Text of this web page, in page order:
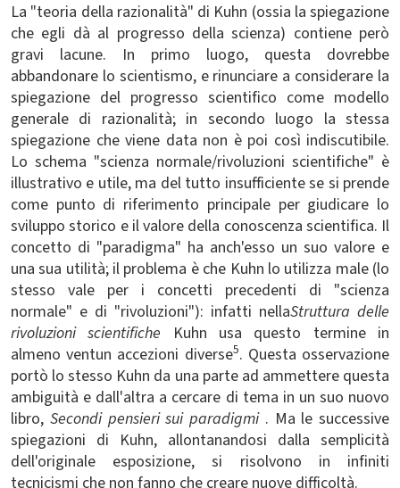
La "teoria della razionalità" di Kuhn (ossia la spiegazione
che egli dà al progresso della scienza) contiene però
gravi lacune. In primo luogo, questa dovrebbe
abbandonare lo scientismo, e rinunciare a considerare la
spiegazione del progresso scientifico come modello
generale di razionalità; in secondo luogo la stessa
spiegazione che viene data non è poi così indiscutibile.
Lo schema "scienza normale/rivoluzioni scientifiche" è
illustrativo e utile, ma del tutto insufficiente se si prende
come punto di riferimento principale per giudicare lo
sviluppo storico e il valore della conoscenza scientifica. Il
concetto di "paradigma" ha anch'esso un suo valore e
una sua utilità; il problema è che Kuhn lo utilizza male (lo
stesso vale per i concetti precedenti di "scienza
normale" e di "rivoluzioni"): infatti nellaStruttura delle
rivoluzioni scientifiche Kuhn usa questo termine in
almeno ventun accezioni diverse5. Questa osservazione
portò lo stesso Kuhn da una parte ad ammettere questa
ambiguità e dall'altra a cercare di tema in un suo nuovo
libro, Secondi pensieri sui paradigmi . Ma le successive
spiegazioni di Kuhn, allontanandosi dalla semplicità
dell'originale esposizione, si risolvono in infiniti
tecnicismi che non fanno che creare nuove difficoltà.